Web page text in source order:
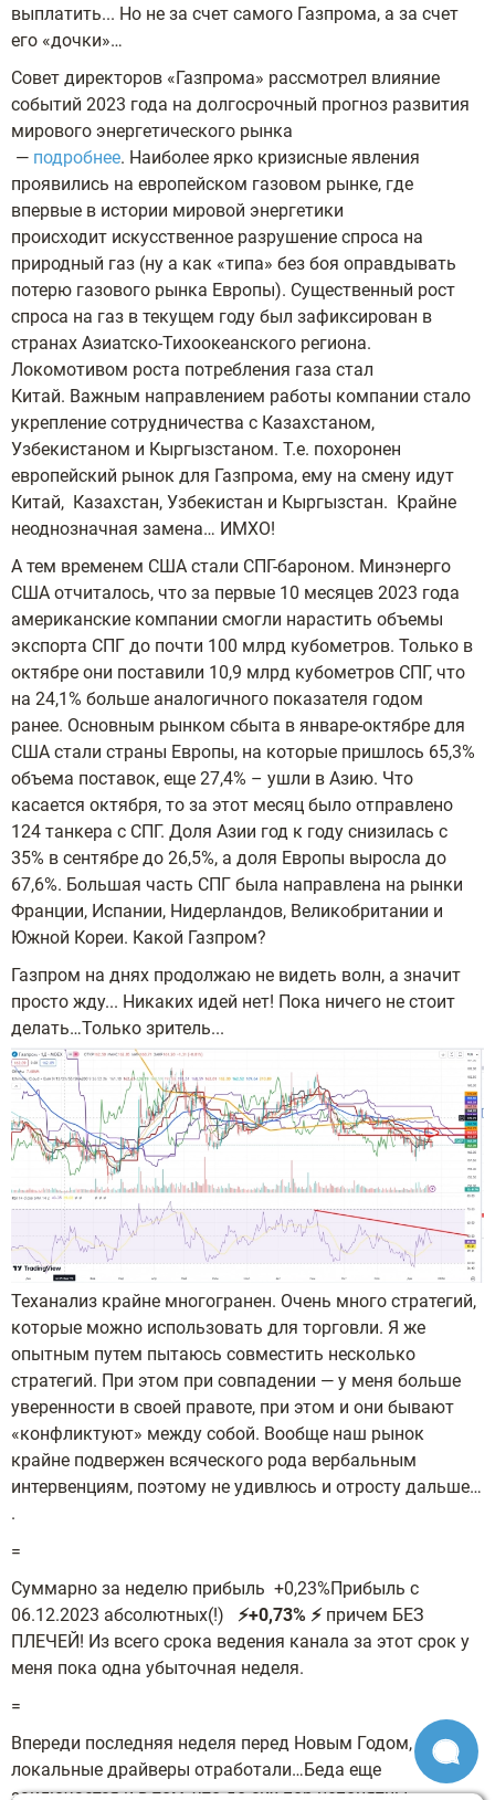
выплатить... Но не за счет самого Газпрома, а за счет
его «дочки»…
Совет директоров «Газпрома» рассмотрел влияние
событий 2023 года на долгосрочный прогноз развития
мирового энергетического рынка
— подробнее. Наиболее ярко кризисные явления
проявились на европейском газовом рынке, где
впервые в истории мировой энергетики
происходит искусственное разрушение спроса на
природный газ (ну а как «типа» без боя оправдывать
потерю газового рынка Европы). Существенный рост
спроса на газ в текущем году был зафиксирован в
странах Азиатско-Тихоокеанского региона.
Локомотивом роста потребления газа стал
Китай. Важным направлением работы компании стало
укрепление сотрудничества с Казахстаном,
Узбекистаном и Кыргызстаном. Т.е. похоронен
европейский рынок для Газпрома, ему на смену идут
Китай, Казахстан, Узбекистан и Кыргызстан. Крайне
неоднозначная замена… ИМХО!
А тем временем США стали СПГ-бароном. Минэнерго
США отчиталось, что за первые 10 месяцев 2023 года
американские компании смогли нарастить объемы
экспорта СПГ до почти 100 млрд кубометров. Только в
октябре они поставили 10,9 млрд кубометров СПГ, что
на 24,1% больше аналогичного показателя годом
ранее. Основным рынком сбыта в январе-октябре для
США стали страны Европы, на которые пришлось 65,3%
объема поставок, еще 27,4% – ушли в Азию. Что
касается октября, то за этот месяц было отправлено
124 танкера с СПГ. Доля Азии год к году снизилась с
35% в сентябре до 26,5%, а доля Европы выросла до
67,6%. Большая часть СПГ была направлена на рынки
Франции, Испании, Нидерландов, Великобритании и
Южной Кореи. Какой Газпром?
Газпром на днях продолжаю не видеть волн, а значит
просто жду... Никаких идей нет! Пока ничего не стоит
делать…Только зритель...
Теханализ крайне многогранен. Очень много стратегий,
которые можно использовать для торговли. Я же
опытным путем пытаюсь совместить несколько
стратегий. При этом при совпадении — у меня больше
уверенности в своей правоте, при этом и они бывают
«конфликтуют» между собой. Вообще наш рынок
крайне подвержен всяческого рода вербальным
интервенциям, поэтому не удивлюсь и отросту дальше…
.
=
Суммарно за неделю прибыль +0,23%Прибыль с
06.12.2023 абсолютных(!) ⚡️+0,73% ⚡️причем БЕЗ
ПЛЕЧЕЙ! Из всего срока ведения канала за этот срок у
меня пока одна убыточная неделя.
=
Впереди последняя неделя перед Новым Годом, и даже
локальные драйверы отработали…Беда еще
заключается и в том, что до сих пор непонятны